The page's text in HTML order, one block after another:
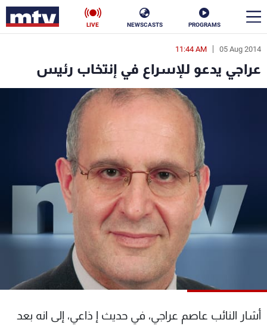
PROGRAMS
NEWSCASTS
LIVE
05 Aug 2014
11:44 AM
عراجي يدعو للإسراع في إنتخاب رئيس
أشار النائب عاصم عراجي، في حديث إ ذاعي، إلى انه بعد
en
الأخبار
ناس
رياضة
كأس العالم
شاهد البرامج
الترددات